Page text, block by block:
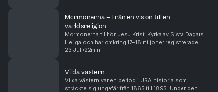
Mormonerna – Från en vision till en
världsreligion
Mormonerna tillhör Jesu Kristi Kyrka av Sista Dagars
Heliga och har omkring 17–18 miljoner registrerade
medlemmar världen över. Den största gruppen finns i
23 Juli 22min
Vilda västern
Vilda västern var en period i USA historia som
sträckte sig ungefär från 1865 till 1895. Under den